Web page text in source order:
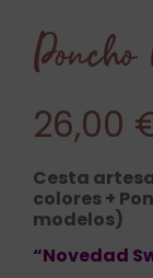
Poncho
26,00
Cesta
colores +
modelos)
“Novedad